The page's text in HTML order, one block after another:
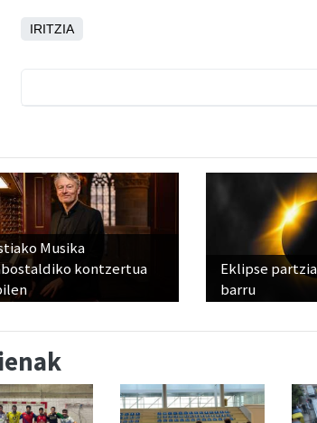
IRITZIA
Musika
kontzertua
Eklipse
barru